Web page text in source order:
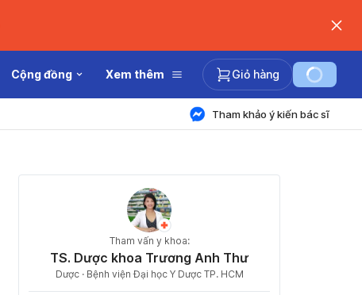
Cộng đồng Xem thêm Giỏ hàng
Tham khảo ý kiến bác sĩ
Tham vấn y khoa:
TS. Dược khoa Trương Anh Thư
Dược · Bệnh viện Đại học Y Dược TP. HCM